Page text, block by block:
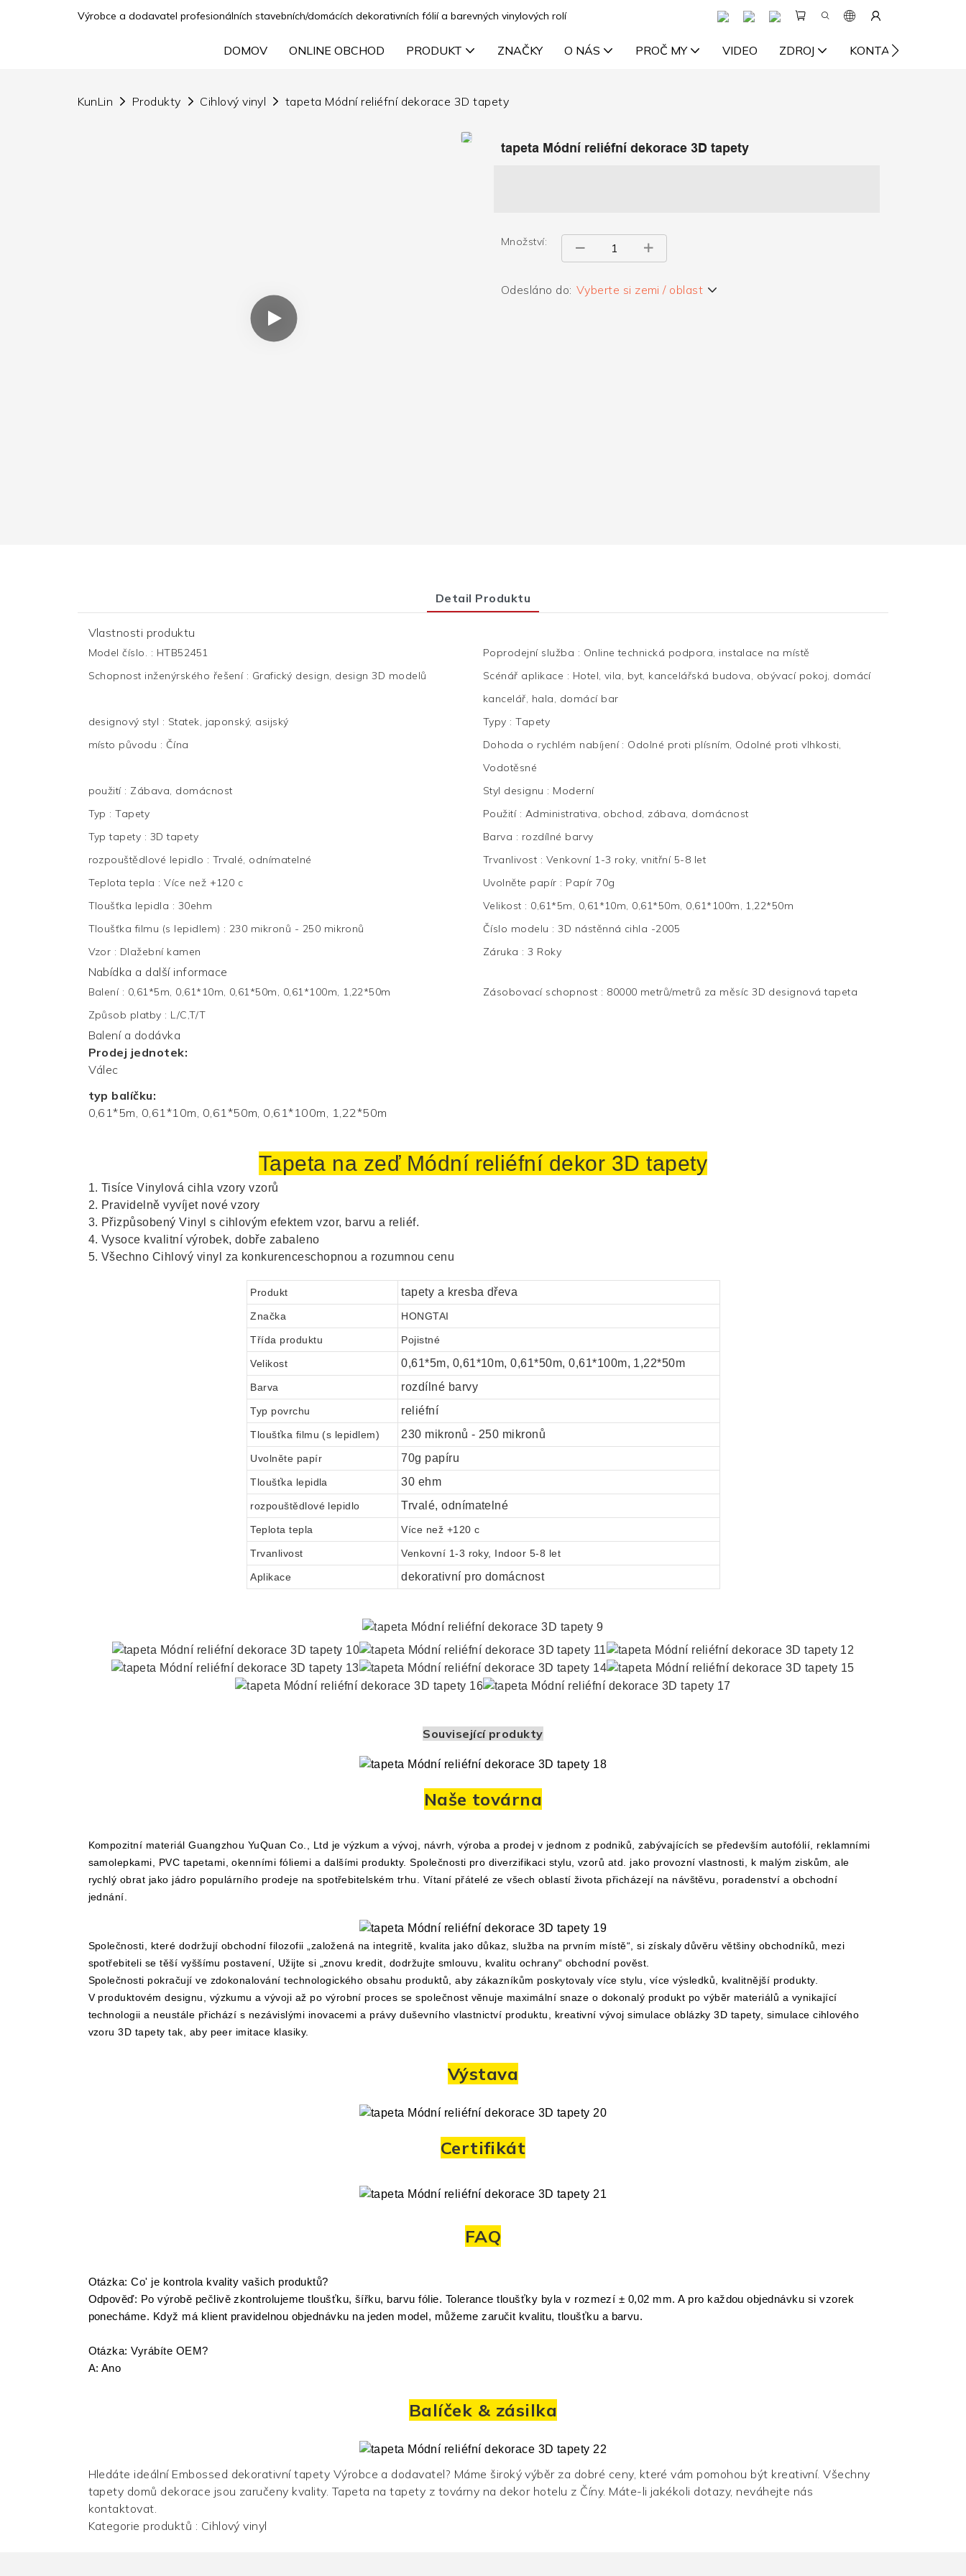
Výrobce a dodavatel profesionálních stavebních/domácích dekorativních fólií a barevných vinylových rolí
DOMOV ONLINE OBCHOD PRODUKT ZNAČKY O NÁS PROČ MY VIDEO ZDROJ KONTAKTUJTE NÁS
KunLin Produkty Cihlový vinyl tapeta Módní reliéfní dekorace 3D tapety
tapeta Módní reliéfní dekorace 3D tapety
Množství:
Odesláno do: Vyberte si zemi / oblast
Detail Produktu
Vlastnosti produktu
Model číslo. : HTB52451 Poprodejní služba : Online technická podpora, instalace na místě
Schopnost inženýrského řešení : Grafický design, design 3D modelů Scénář aplikace : Hotel, vila, byt, kancelářská budova, obývací pokoj, domácí
kancelář, hala, domácí bar
designový styl : Statek, japonský, asijský Typy :Tapety
místo původu : Čína Dohoda o rychlém nabíjení : Odolné proti plísním, Odolné proti vlhkosti,
Vodotěsné
použití : Zábava, domácnost Styl designu : Moderní
Typ :Tapety Použití : Administrativa, obchod, zábava, domácnost
Typ tapety : 3D tapety Barva : rozdílné barvy
rozpouštědlové lepidlo : Trvalé, odnímatelné Trvanlivost : Venkovní 1-3 roky, vnitřní 5-8 let
Teplota tepla :Více než +120 c Uvolněte papír : Papír 70g
Tloušťka lepidla : 30ehm Velikost : 0,61*5m, 0,61*10m, 0,61*50m, 0,61*100m, 1,22*50m
Tloušťka filmu (s lepidlem) : 230 mikronů - 250 mikronů Číslo modelu :3D nástěnná cihla -2005
Vzor : Dlažební kamen Záruka :3 Roky
Nabídka a další informace
Balení : 0,61*5m, 0,61*10m, 0,61*50m, 0,61*100m, 1,22*50m Zásobovací schopnost : 80000 metrů/metrů za měsíc 3D designová tapeta
Způsob platby : L/C,T/T
Balení a dodávka
Prodej jednotek:
Válec
typ balíčku:
0,61*5m, 0,61*10m, 0,61*50m, 0,61*100m, 1,22*50m
Tapeta na zeď Módní reliéfní dekor 3D tapety
1. TisíceVinylová cihla vzory vzorů
2. Pravidelně vyvíjet nové vzory
3. PřizpůsobenýVinyl s cihlovým efektemvzor, ​​barvu a reliéf.
4. Vysoce kvalitní výrobek, dobře zabaleno
5. Všechno Cihlový vinyl za konkurenceschopnou a rozumnou cenu
Produkt tapety a kresba dřeva
Značka HONGTAI
Třída produktu Pojistné
Velikost 0,61*5m, 0,61*10m, 0,61*50m, 0,61*100m, 1,22*50m
Barva rozdílné barvy
Typ povrchu reliéfní
Tloušťka filmu (s lepidlem) 230 mikronů - 250 mikronů
Uvolněte papír 70g papíru
Tloušťka lepidla 30 ehm
rozpouštědlové lepidlo Trvalé, odnímatelné
Teplota tepla Více než +120 c
Trvanlivost Venkovní 1-3 roky, Indoor 5-8 let
Aplikace dekorativní pro domácnost
Související produkty
Naše továrna
Kompozitní materiál Guangzhou YuQuan Co., Ltd je výzkum a vývoj, návrh, výroba a prodej v jednom z podniků, zabývajících se především autofólií, reklamními
samolepkami, PVC tapetami, okenními fóliemi a dalšími produkty. Společnosti pro diverzifikaci stylu, vzorů atd. jako provozní vlastnosti, k malým ziskům, ale
rychlý obrat jako jádro populárního prodeje na spotřebitelském trhu. Vítaní přátelé ze všech oblastí života přicházejí na návštěvu, poradenství a obchodní
jednání.
Společnosti, které dodržují obchodní filozofii „založená na integritě, kvalita jako důkaz, služba na prvním místě“, si získaly důvěru většiny obchodníků, mezi
spotřebiteli se těší vyššímu postavení, Užijte si „znovu kredit, dodržujte smlouvu, kvalitu ochrany“ obchodní pověst.
Společnosti pokračují ve zdokonalování technologického obsahu produktů, aby zákazníkům poskytovaly více stylu, více výsledků, kvalitnější produkty.
V produktovém designu, výzkumu a vývoji až po výrobní proces se společnost věnuje maximální snaze o dokonalý produkt po výběr materiálů a vynikající
technologii a neustále přichází s nezávislými inovacemi a právy duševního vlastnictví produktu, kreativní vývoj simulace oblázky 3D tapety, simulace cihlového
vzoru 3D tapety tak, aby peer imitace klasiky.
Výstava
Certifikát
FAQ
Otázka: Co' je kontrola kvality vašich produktů?
Odpověď: Po výrobě pečlivě zkontrolujeme tloušťku, šířku, barvu fólie. Tolerance tloušťky byla v rozmezí ± 0,02 mm. A pro každou objednávku si vzorek
ponecháme. Když má klient pravidelnou objednávku na jeden model, můžeme zaručit kvalitu, tloušťku a barvu.
Otázka: Vyrábíte OEM?
A: Ano
Balíček & zásilka
Hledáte ideální Embossed dekorativní tapety Výrobce a dodavatel? Máme široký výběr za dobré ceny, které vám pomohou být kreativní. Všechny
tapety domů dekorace jsou zaručeny kvality. Tapeta na tapety z továrny na dekor hotelu z Číny. Máte-li jakékoli dotazy, neváhejte nás
kontaktovat.
Kategorie produktů : Cihlový vinyl